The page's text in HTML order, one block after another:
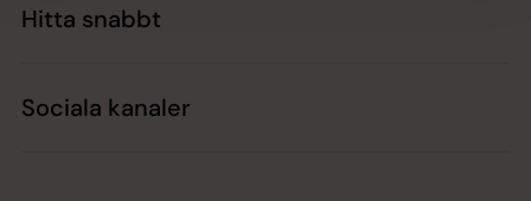
Hitta snabbt
Sociala kanaler